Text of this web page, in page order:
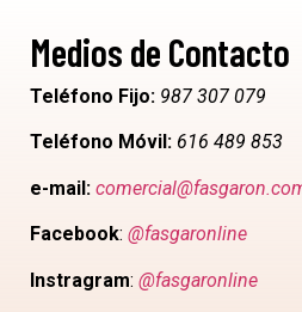
Medios de Contacto
Teléfono Fijo: 987 307 079
Teléfono Móvil: 616 489 853
e-mail:
Facebook: @fasgaronline
Instragram: @fasgaronline